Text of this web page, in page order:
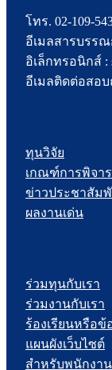
โทร. 02-109-
อีเมลสารบรร
อิเล็กทรอนิกส์ :
อีเมลติดต่อสอบ
ทุนวิจัย
เกณฑ์การพิจา
ข่าวประชาสัม
ผลงานเด่น
ร่วมทุนกับเรา
ร่วมงานกับเรา
ร้องเรียนหรือข้
แผนผังเว็บไซต์
สำหรับพนักงา